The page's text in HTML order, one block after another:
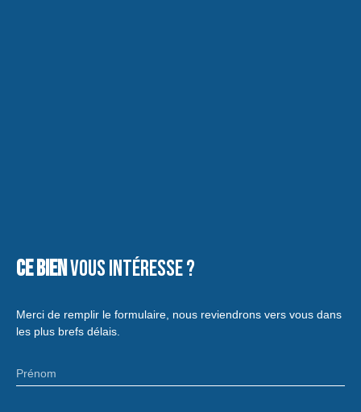
Ce bienvous intéresse ?
Merci de remplir le formulaire, nous reviendrons vers vous dans
les plus brefs délais.
Prénom